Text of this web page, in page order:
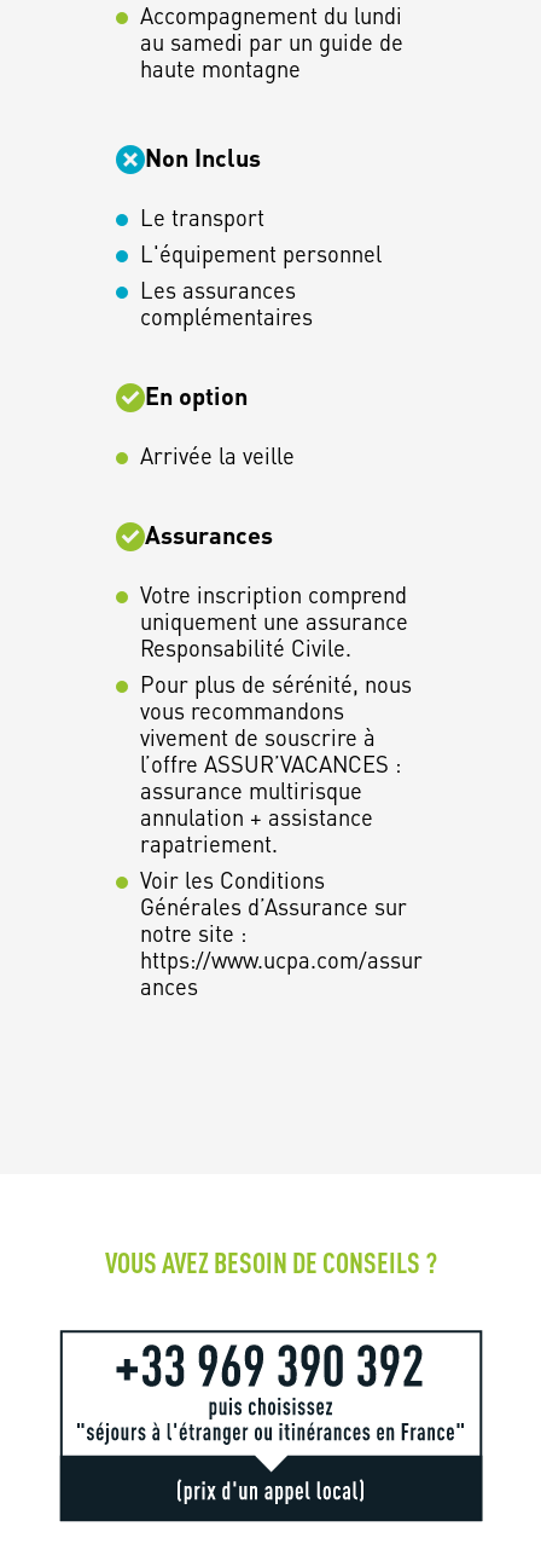
Accompagnement du lundi
au samedi par un guide de
haute montagne
Non Inclus
Le transport
L'équipement personnel
Les assurances
complémentaires
En option
Arrivée la veille
Assurances
Votre inscription comprend
uniquement une assurance
Responsabilité Civile.
Pour plus de sérénité, nous
vous recommandons
vivement de souscrire à
l’offre ASSUR’VACANCES :
assurance multirisque
annulation + assistance
rapatriement.
Voir les Conditions
Générales d’Assurance sur
notre site :
https://www.ucpa.com/assur
ances
VOUS AVEZ BESOIN DE CONSEILS ?